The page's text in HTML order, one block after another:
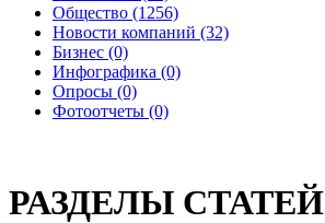
Общество (1256)
Новости компаний (32)
Бизнес (0)
Инфографика (0)
Опросы (0)
Фотоотчеты (0)
РАЗДЕЛЫ СТАТЕЙ